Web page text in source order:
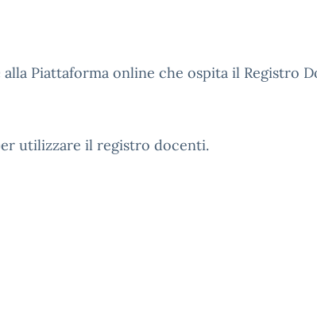
Piattaforma online che ospita il Registro
utilizzare il registro docenti.